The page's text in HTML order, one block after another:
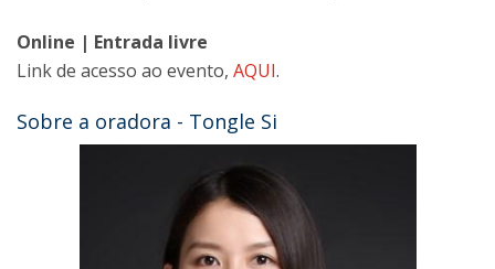
Online | Entrada livre
Link de acesso ao evento, AQUI.
Sobre a oradora - Tongle Si